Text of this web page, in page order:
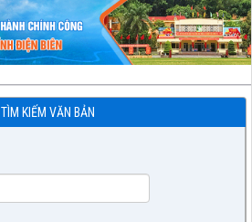
TÌM KIẾM VĂN BẢN